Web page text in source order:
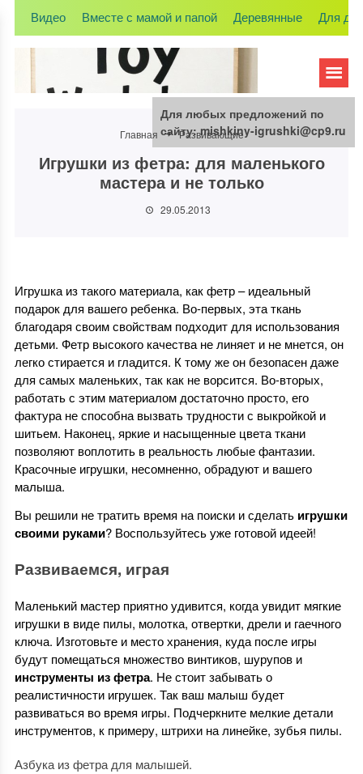
Видео Вместе с мамой и папой Деревянные Для
Главная Развивающие
Игрушки из фетра: для маленького
мастера и не только
29.05.2013
Игрушка из такого материала, как фетр – идеальный
подарок для вашего ребенка. Во-первых, эта ткань
благодаря своим свойствам подходит для использования
детьми. Фетр высокого качества не линяет и не мнется, он
легко стирается и гладится. К тому же он безопасен даже
для самых маленьких, так как не ворсится. Во-вторых,
работать с этим материалом достаточно просто, его
фактура не способна вызвать трудности с выкройкой и
шитьем. Наконец, яркие и насыщенные цвета ткани
позволяют воплотить в реальность любые фантазии.
Красочные игрушки, несомненно, обрадуют и вашего
малыша.
Вы решили не тратить время на поиски и сделать игрушки
своими руками? Воспользуйтесь уже готовой идеей!
Развиваемся, играя
Маленький мастер приятно удивится, когда увидит мягкие
игрушки в виде пилы, молотка, отвертки, дрели и гаечного
ключа. Изготовьте и место хранения, куда после игры
будут помещаться множество винтиков, шурупов и
инструменты из фетра. Не стоит забывать о
реалистичности игрушек. Так ваш малыш будет
развиваться во время игры. Подчеркните мелкие детали
инструментов, к примеру, штрихи на линейке, зубья пилы.
Азбука из фетра для малышей.
Для любых предложений по
сайту: mishkiny-igrushki@cp9.ru